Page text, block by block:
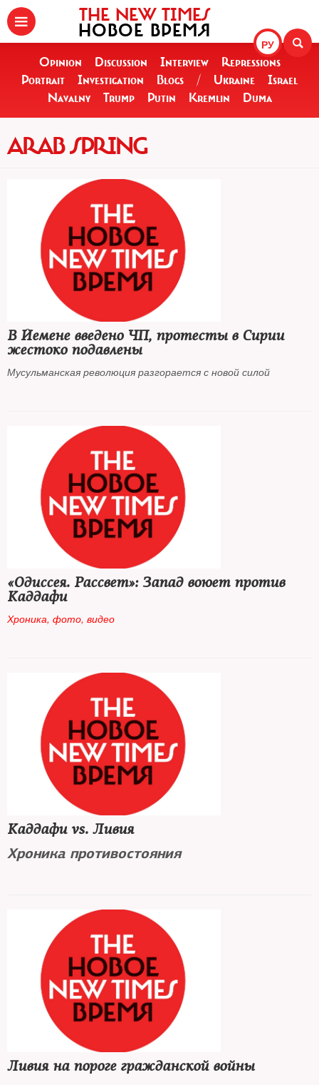
РУ
THE NEW TIMES
НОВОЕ ВРЕМЯ
Opinion Discussion Interview
Repressions
Portrait
Investigation Blogs / Ukraine
Israel
Navalny
Trump Putin Kremlin Duma
ARAB SPRING
В Йемене введено ЧП, протесты в Сирии
жестоко подавлены
Мусульманская революция разгорается с новой силой
«Одиссея. Рассвет»: Запад воюет против
Каддафи
Хроника, фото, видео
Каддафи vs. Ливия
Хроника противостояния
Ливия на пороге гражданской войны